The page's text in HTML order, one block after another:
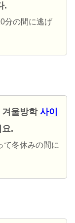
.
分の間に逃げ
겨울방학 사이
.
て冬休みの間に